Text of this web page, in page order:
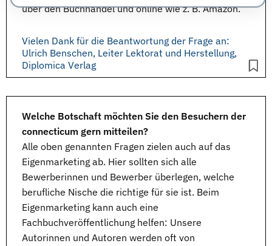
über den Buchhandel und online wie z. B. Amazon.
Vielen Dank für die Beantwortung der Frage an:
Ulrich Benschen, Leiter Lektorat und Herstellung,
Diplomica Verlag
Welche Botschaft möchten Sie den Besuchern der
connecticum gern mitteilen?
Alle oben genannten Fragen zielen auch auf das
Eigenmarketing ab. Hier sollten sich alle
Bewerberinnen und Bewerber überlegen, welche
berufliche Nische die richtige für sie ist. Beim
Eigenmarketing kann auch eine
Fachbuchveröffentlichung helfen: Unsere
Autorinnen und Autoren werden oft von